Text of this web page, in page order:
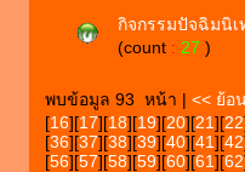
กิจกรรมปัจฉิมนิ
(count : 27 )
พบข้อมูล 93 หน้า | << ย้อ
[16][17][18][19][20][21][22
[36][37][38][39][40][41][42
[56][57][58][59][60][61][62